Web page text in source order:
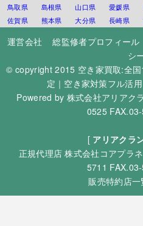
鳥取県
島根県 山口県 愛媛県
佐賀県
熊本県 大分県 長崎県
運営会社 総監修者プロフィール
シ
© copyright 2015 空き家買取:全
定｜空き家対策フル活用
Powered by 株式会社アリアク
0525
[ アリアクラ
正規代理店株式会社コアプラ
5711
販売特約店一